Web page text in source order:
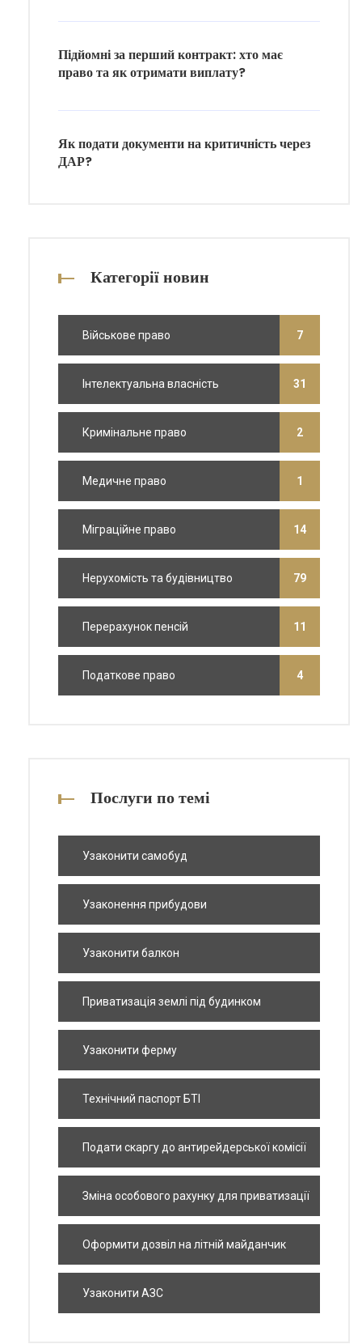
Підйомні за перший контракт: хто має
право та як отримати виплату?
Як подати документи на критичність через
ДАР?
Категорії новин
Військове право 7
Інтелектуальна власність 31
Кримінальне право 2
Медичне право 1
Міграційне право 14
Нерухомість та будівництво 79
Перерахунок пенсій 11
Податкове право 4
Послуги по темі
Узаконити самобуд
Узаконення прибудови
Узаконити балкон
Приватизація землі під будинком
Узаконити ферму
Технічний паспорт БТІ
Подати скаргу до антирейдерської комісії
Зміна особового рахунку для приватизації
Оформити дозвіл на літній майданчик
Узаконити АЗС